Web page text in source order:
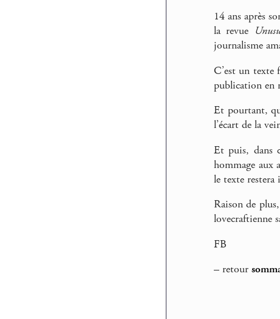
14 ans après
la revue
journalisme
C’est un texte
publication en
Et pourtant,
l’écart de la
Et puis, dans
hommage aux
le texte restera
Raison de
lovecraftienne
FB
– retour